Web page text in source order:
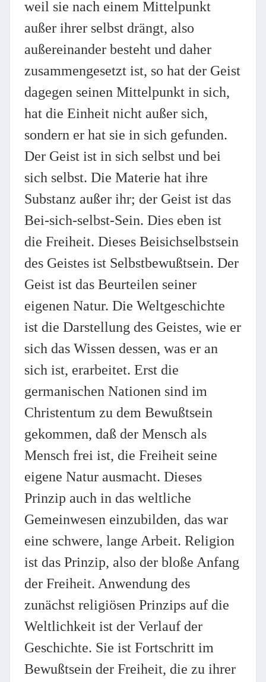
weil sie nach einem Mittelpunkt
außer ihrer selbst drängt, also
außereinander besteht und daher
zusammengesetzt ist, so hat der Geist
dagegen seinen Mittelpunkt in sich,
hat die Einheit nicht außer sich,
sondern er hat sie in sich gefunden.
Der Geist ist in sich selbst und bei
sich selbst. Die Materie hat ihre
Substanz außer ihr; der Geist ist das
Bei-sich-selbst-Sein. Dies eben ist
die Freiheit. Dieses Beisichselbstsein
des Geistes ist Selbstbewußtsein. Der
Geist ist das Beurteilen seiner
eigenen Natur. Die Weltgeschichte
ist die Darstellung des Geistes, wie er
sich das Wissen dessen, was er an
sich ist, erarbeitet. Erst die
germanischen Nationen sind im
Christentum zu dem Bewußtsein
gekommen, daß der Mensch als
Mensch frei ist, die Freiheit seine
eigene Natur ausmacht. Dieses
Prinzip auch in das weltliche
Gemeinwesen einzubilden, das war
eine schwere, lange Arbeit. Religion
ist das Prinzip, also der bloße Anfang
der Freiheit. Anwendung des
zunächst religiösen Prinzips auf die
Weltlichkeit ist der Verlauf der
Geschichte. Sie ist Fortschritt im
Bewußtsein der Freiheit, die zu ihrer